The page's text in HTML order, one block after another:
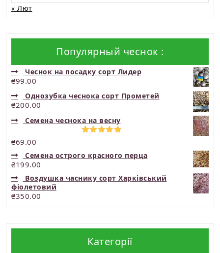
« Лют
Популярный чеснок :
Чеснок на посадку сорт Лидер
₴99.00
Однозубка чеснока сорт Прометей
₴200.00
Семена чеснока на весну
₴69.00
Семена острого красного перца
₴199.00
Воздушка часнику сорт Харківський
фіолетовий
₴350.00
Категорії